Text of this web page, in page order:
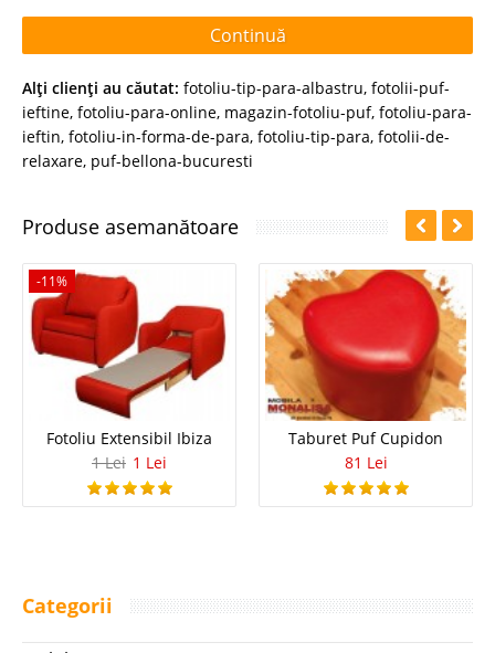
Continuă
Alţi clienţi au căutat: fotoliu-tip-para-albastru, fotolii-puf-
ieftine, fotoliu-para-online, magazin-fotoliu-puf, fotoliu-para-
ieftin, fotoliu-in-forma-de-para, fotoliu-tip-para, fotolii-de-
relaxare, puf-bellona-bucuresti
Produse asemanătoare
-11%
Fotoliu Extensibil Ibiza
1 Lei 1 Lei
Taburet Puf Cupidon
81 Lei
Categorii